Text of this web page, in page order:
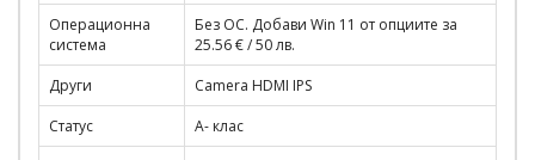
Операционна
система
Без ОС. Добави Win 11 от опциите за
25.56 € / 50 лв.
Други
Camera HDMI IPS
Статус
A- клас